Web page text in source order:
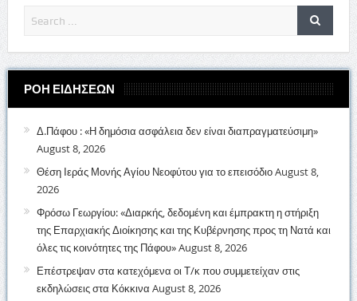
ΡΟΗ ΕΙΔΗΣΕΩΝ
Δ.Πάφου : «Η δημόσια ασφάλεια δεν είναι διαπραγματεύσιμη»
August 8, 2026
Θέση Ιεράς Μονής Αγίου Νεοφύτου για το επεισόδιοAugust 8,
2026
Φρόσω Γεωργίου: «Διαρκής, δεδομένη και έμπρακτη η στήριξη
της Επαρχιακής Διοίκησης και της Κυβέρνησης προς τη Νατά και
όλες τις κοινότητες της Πάφου»August 8, 2026
Επέστρεψαν στα κατεχόμενα οι Τ/κ που συμμετείχαν στις
εκδηλώσεις στα Κόκκινα August 8, 2026